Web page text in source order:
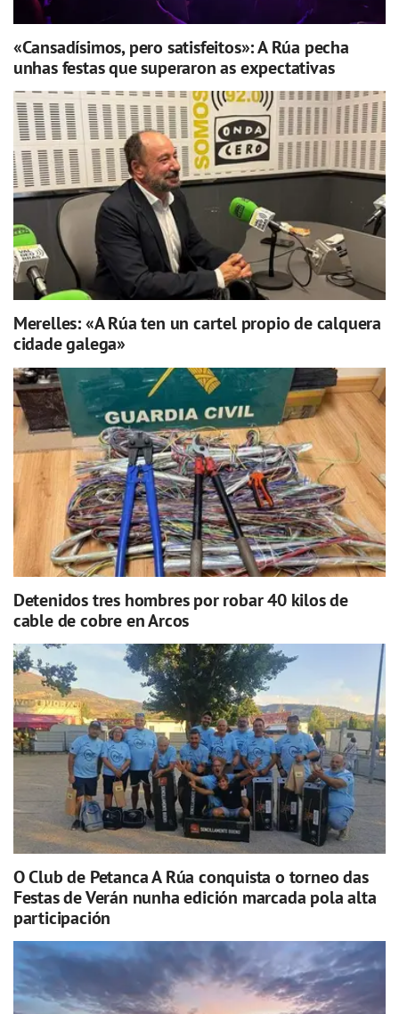
«Cansadísimos, pero satisfeitos»: A Rúa pecha
unhas festas que superaron as expectativas
Merelles: «A Rúa ten un cartel propio de calquera
cidade galega»
Detenidos tres hombres por robar 40 kilos de
cable de cobre en Arcos
O Club de Petanca A Rúa conquista o torneo das
Festas de Verán nunha edición marcada pola alta
participación